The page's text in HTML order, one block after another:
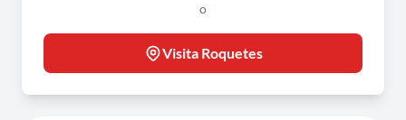
o
Visita Roquetes